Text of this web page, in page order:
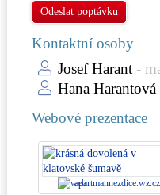
Odeslat poptávku
Kontaktní osoby
Josef Harant -
Hana Harantová
Webové prezentace
apartmannezdice.wz.cz